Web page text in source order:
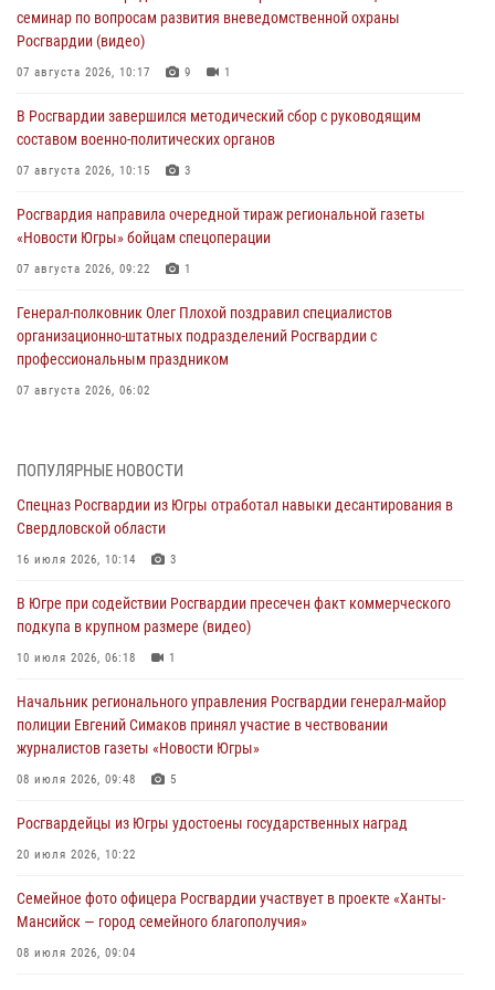
семинар по вопросам развития вневедомственной охраны
Росгвардии (видео)
07 августа 2026, 10:17 9 1
В Росгвардии завершился методический сбор с руководящим
составом военно-политических органов
07 августа 2026, 10:15 3
Росгвардия направила очередной тираж региональной газеты
«Новости Югры» бойцам спецоперации
07 августа 2026, 09:22 1
Генерал-полковник Олег Плохой поздравил специалистов
организационно-штатных подразделений Росгвардии с
профессиональным праздником
07 августа 2026, 06:02
Военнослужащие Росгвардии сбили дрон-разведчик ВСУ на южном
направлении
Офицеры Росгвардии и ветераны войск правопорядка почтили
память генерала армии Ивана Кирилловича Яковлева
В Югре при силовой поддержке ОМОН Росгвардии задержаны
подозреваемые в страховом мошенничестве
06 августа 2026, 09:07
Урайский отдел вневедомственной охраны Росгвардии отмечает
60-летний юбилей
ПОПУЛЯРНЫЕ НОВОСТИ
Спецназ Росгвардии из Югры отработал навыки десантирования в
Свердловской области
16 июля 2026, 10:14 3
В Югре при содействии Росгвардии пресечен факт коммерческого
подкупа в крупном размере (видео)
10 июля 2026, 06:18 1
Начальник регионального управления Росгвардии генерал-майор
полиции Евгений Симаков принял участие в чествовании
журналистов газеты «Новости Югры»
08 июля 2026, 09:48 5
Росгвардейцы из Югры удостоены государственных наград
20 июля 2026, 10:22
Семейное фото офицера Росгвардии участвует в проекте «Ханты-
Мансийск — город семейного благополучия»
08 июля 2026, 09:04